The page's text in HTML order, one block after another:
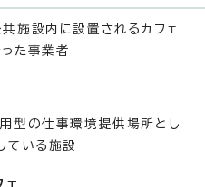
施設内に設置されるカフェ
た事業者
型の仕事環境提供場所とし
ている施設